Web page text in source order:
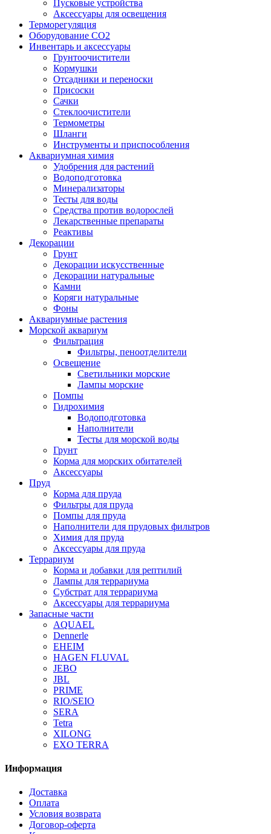
Пусковые устройства
Аксессуары для освещения
Терморегуляция
Оборудование CO2
Инвентарь и аксессуары
Грунтоочистители
Кормушки
Отсадники и переноски
Присоски
Сачки
Стеклоочистители
Термометры
Шланги
Инструменты и приспособления
Аквариумная химия
Удобрения для растений
Водоподготовка
Минерализаторы
Тесты для воды
Средства против водорослей
Лекарственные препараты
Реактивы
Декорации
Грунт
Декорации искусственные
Декорации натуральные
Камни
Коряги натуральные
Фоны
Аквариумные растения
Морской аквариум
Фильтрация
Фильтры, пеноотделители
Освещение
Светильники морские
Лампы морские
Помпы
Гидрохимия
Водоподготовка
Наполнители
Тесты для морской воды
Грунт
Корма для морских обитателей
Аксессуары
Пруд
Корма для пруда
Фильтры для пруда
Помпы для пруда
Наполнители для прудовых фильтров
Химия для пруда
Аксессуары для пруда
Террариум
Корма и добавки для рептилий
Лампы для террариума
Субстрат для террариума
Аксессуары для террариума
Запасные части
AQUAEL
Dennerle
EHEIM
HAGEN FLUVAL
JEBO
JBL
PRIME
RIO/SEIO
SERA
Tetra
XILONG
EXO TERRA
Информация
Доставка
Оплата
Условия возврата
Договор-оферта